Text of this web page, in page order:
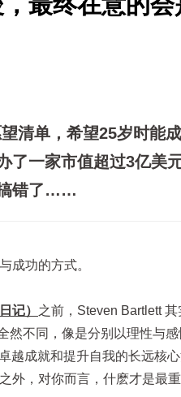
清单，希望25岁时能
了一家市值超过3亿美
搞错了……
成功的方式。
记） 之前，Steven Bartlett
然不同，像是分别以理性与
越成就和提升自我的长远核
，对你而言，什麽才是最